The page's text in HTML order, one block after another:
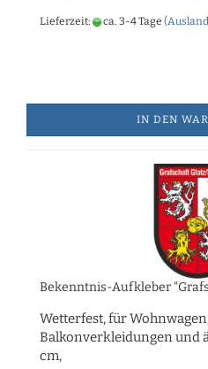
Lieferzeit: ca. 3-4 Tage
IN DEN
Bekenntnis-Aufkleber
Wetterfest, für
Balkonverkleidungen und
cm,